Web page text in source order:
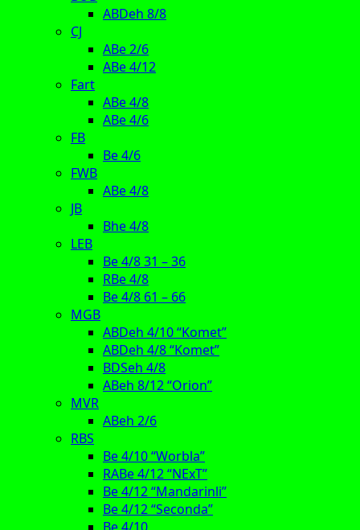
ABDeh 8/8
CJ
ABe 2/6
ABe 4/12
Fart
ABe 4/8
ABe 4/6
FB
Be 4/6
FWB
ABe 4/8
JB
Bhe 4/8
LEB
Be 4/8 31 – 36
RBe 4/8
Be 4/8 61 – 66
MGB
ABDeh 4/10 “Komet”
ABDeh 4/8 “Komet”
BDSeh 4/8
ABeh 8/12 “Orion”
MVR
ABeh 2/6
RBS
Be 4/10 “Worbla”
RABe 4/12 “NExT”
Be 4/12 “Mandarinli”
Be 4/12 “Seconda”